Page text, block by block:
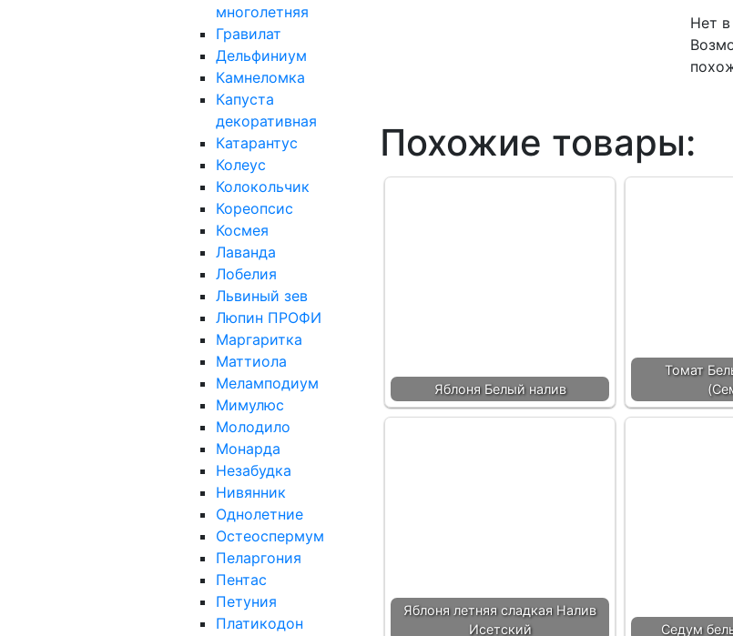
многолетняя
Гравилат
Дельфиниум
Камнеломка
Капуста
декоративная
Катарантус
Колеус
Колокольчик
Кореопсис
Космея
Лаванда
Лобелия
Львиный зев
Люпин ПРОФИ
Маргаритка
Маттиола
Меламподиум
Мимулюс
Молодило
Монарда
Незабудка
Нивянник
Однолетние
Остеоспермум
Пеларгония
Пентас
Петуния
Платикодон
Нет
Похожие товары:
Яблоня Белый налив
Томат
Яблоня летняя сладкая Налив
Исетский
Седум